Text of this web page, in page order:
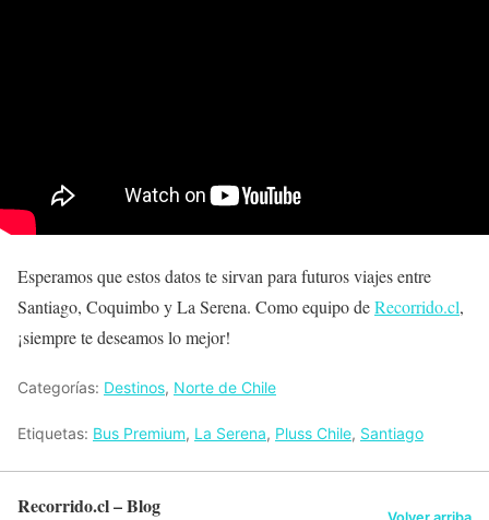
Esperamos que estos datos te sirvan para futuros viajes entre
Santiago, Coquimbo y La Serena. Como equipo deRecorrido.cl,
¡siempre te deseamos lo mejor!
Categorías: Destinos, Norte de Chile
Etiquetas: Bus Premium, La Serena, Pluss Chile, Santiago
Recorrido.cl – Blog